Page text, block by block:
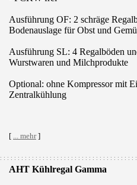
Ausführung OF: 2 schräge
Bodenauslage für Obst und
Ausführung SL: 4 Regalböden
Wurstwaren und Milchprodukte
Optional: ohne Kompressor mit
Zentralkühlung
[ ... mehr]
: : : : : : : : : : : : : : : : : : : : : : : : : : : : : : : : : : : : : : :
AHT Kühlregal Gamma